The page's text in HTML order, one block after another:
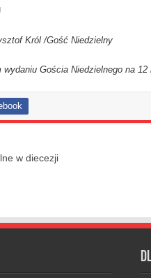
Król /Gość Niedzielny
wydaniu Gościa Niedzielnego na 12
w diecezji